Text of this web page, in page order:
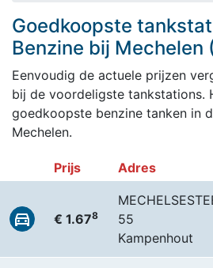
Goedkoopste
Benzine bij Mechelen
Eenvoudig de actuele prijzen
bij de voordeligste tankstations.
goedkoopste benzine tanken in
Mechelen.
Prijs Adres
€ 1.678
55
Kampenhout